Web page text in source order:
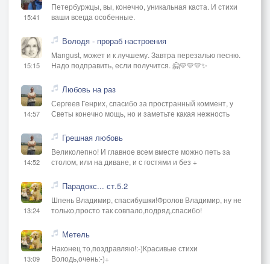
15:41
Петербуржцы, вы, конечно, уникальная каста. И стихи
ваши всегда особенные.
15:15
Володя - прораб настроения
Mangust, может и к лучшему. Завтра перезалью песню.
Надо подправить, если получится. 🤗💛💛💛✨
14:57
Любовь на раз
Сергеев Генрих, спасибо за пространный коммент, у
Светы конечно мощь, но и заметьте какая нежность
14:52
Грешная любовь
Великолепно! И главное всем вместе можно петь за
столом, или на диване, и с гостями и без +
13:24
Парадокс... ст.5.2
Шпень Владимир, спасибушки!Фролов Владимир, ну не
только,просто так совпало,подряд,спасибо!
13:09
Метель
Наконец то,поздравляю!:-)Красивые стихи
Володь,очень:-)+